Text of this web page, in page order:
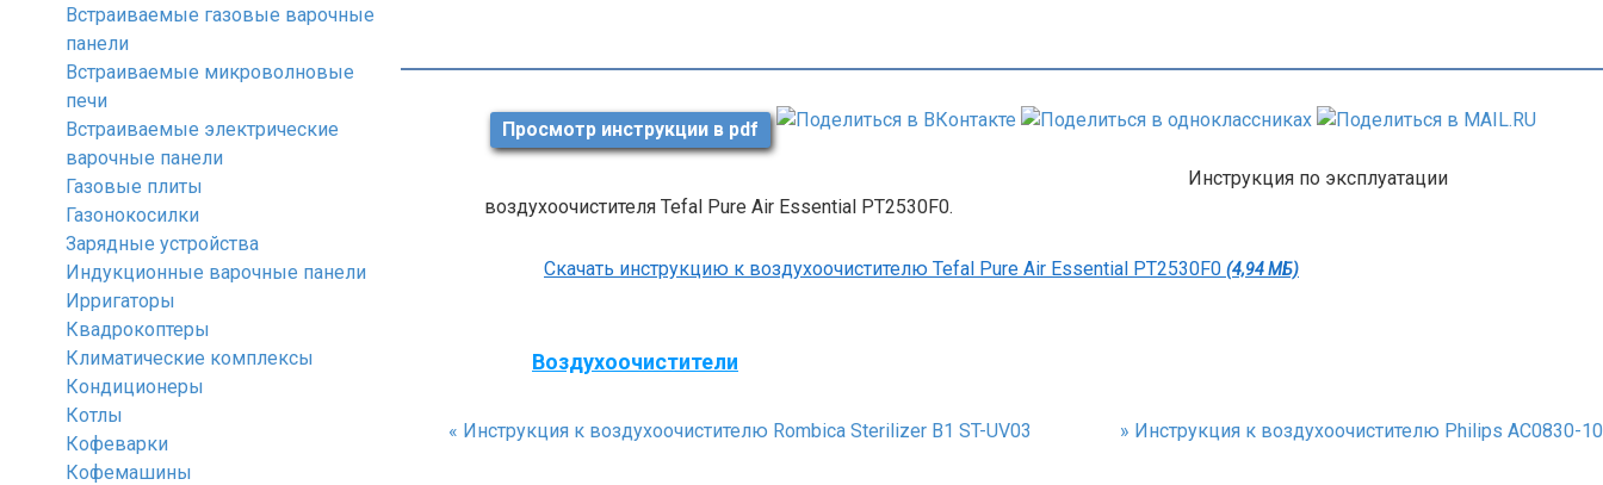
Просмотр инструкции в pdf
Инструкция по эксплуатации
воздухоочистителя Tefal Pure Air Essential PT2530F0.
Скачать инструкцию к воздухоочистителю Tefal Pure Air Essential PT2530F0 (4,94 МБ)
Воздухоочистители
« Инструкция к воздухоочистителю Rombica Sterilizer B1 ST-UV03 » Инструкция к воздухоочистителю Philips AC0830-10
Встраиваемые газовые варочные
панели
Встраиваемые микроволновые
печи
Встраиваемые электрические
варочные панели
Газовые плиты
Газонокосилки
Зарядные устройства
Индукционные варочные панели
Ирригаторы
Квадрокоптеры
Климатические комплексы
Кондиционеры
Котлы
Кофеварки
Кофемашины